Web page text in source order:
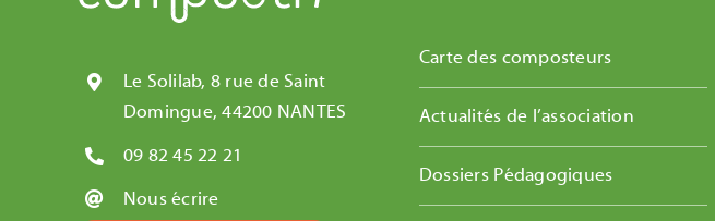
Le Solilab, 8 rue de Saint
Domingue, 44200 NANTES
09 82 45 22 21
Nous écrire
Carte des composteurs
Actualités de l’association
Dossiers Pédagogiques